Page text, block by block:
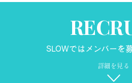
SLOWではメンバーを
詳細を見る